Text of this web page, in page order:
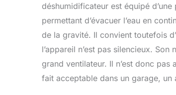
déshumidificateur est équipé
permettant d’évacuer l’eau en
de la gravité. Il convient toutefois
l’appareil n’est pas silencieux.
grand ventilateur. Il n’est donc
fait acceptable dans un garage, un